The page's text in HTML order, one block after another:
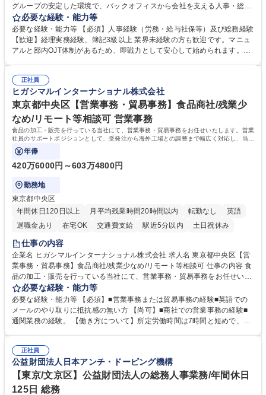
グループの安定した環境で、バックオフィスから会社を支える人事・総務
をお任せします。 労務と総務の業務をバランスよく担当し、ゆくゆくは制
度改定などのコア業務にも挑戦できる、やりがいある環境です。 ■勤怠管
理、給与計算、社会保険手続き、年末調整等の労務管理全般 ■入退社手続
き、社内規定の改定や人事制度改定などのコア業務 ■社内イベントの企画
でも質問・相談できる環境が整っているため、安心して成長できます。 募
集職種 【森ビルG】人事・総務◆賞与5ヶ月◆年休120日◆残業少なめ◆
リモート可
必要な経験・能力等
必要な経験・能力等 【必須】人事経験（労務・給与社保等）及び総務経験
【歓迎】経理実務経験、簿記3級以上 業界未経験の方も歓迎です。マニュ
アルと部内OJT体制があるため、即戦力として安心して始められます。
務に挑戦できるため、自身の成長と組織への貢献度をダイレクトに実感で
きます。 残業少なめ、週1日リモート可など、ワークライフバランスを保
ち長期活躍できる環境です。 「これまでの幅広い経験を活かし、長期的な
キャリアを築きたい」という前向きな意欲と挑戦を全力で応援します。 学
歴・資格 学歴：大学院 大学 高専 短大 専修学校 高校 語学力： 資格：日商
簿記検定1級 日商簿記検定2級 日商簿記検定3級
正社員
ヒガシマルインターナショナル株式会社
東京都中央区【営業事務・貿易事務】食品商社/残業少
なめ/リモート等相談可 営業事務
食品の加工・販売を行っている当社にて、営業事務・貿易事務をお任せいたします。営業
社員のサポートポジションとして、受発注から海外工場との調整まで幅広く対応し、当社
事業の根幹を支えていただきます。
年俸
420万6000円～603万4800円
勤務地
東京都中央区
年間休日120日以上
月平均残業時間20時間以内 転勤なし
英語
退職金あり
在宅OK 交通費支給 駅近5分以内 土日祝休み
仕事の内容
企業名 ヒガシマルインターナショナル株式会社 求人名 東京都中央区【営
業事務・貿易事務】食品商社/残業少なめ/リモート等相談可 仕事の内容 食
品の加工・販売を行っている当社にて、営業事務・貿易事務をお任せいた
します。営業社員のサポートポジションとして、受発注から海外工場との
調整まで幅広く対応し、当社事業の根幹を支えていただきます。 ■受発注
業務、請求書発行 ■海外工場とのスケジュール調整 ■在庫管理 ■輸入書類
の確認・作成 ■配送手配 ■通関業者を通して行う輸出入業全般 ■倉庫との
ルプロデュースしているため、商品に関わる全ての業務をサポート頂きま
す。 募集職種 東京都中央区【営業事務・貿易事務】食品商社/残業少なめ/
リモート等相談可
必要な経験・能力等
必要な経験・能力等 【必須】■営業事務または貿易事務の経験■英語での
メールのやり取りに抵抗感の無い方 【尚可】■商社での営業事務の経験■
通関業務の経験。 【働き方について】所定労働時間は7時間と短めで、残
の強み】1991年の設立以来、外食産業を中心としたお客様の多様なニー
ズに沿った冷凍水産物等の生産・輸入・販売を一貫して手掛けています。
自社工場と海外拠点の強固な連携によるワンストップサービスが最大の強
みです。 学歴・資格 学歴：大学院 大学 語学力：英語 資格：
正社員
公益財団法人日本アンチ・ドーピング機構
【東京/文京区】公益財団法人の総務人事業務/年間休日
125日 総務